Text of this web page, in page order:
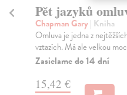
Pět jazyků
Chapman Gary| Kniha
Omluva je jedna z
vztazích. Má ale velkou
Zasielame do 14 dní
15,42 €